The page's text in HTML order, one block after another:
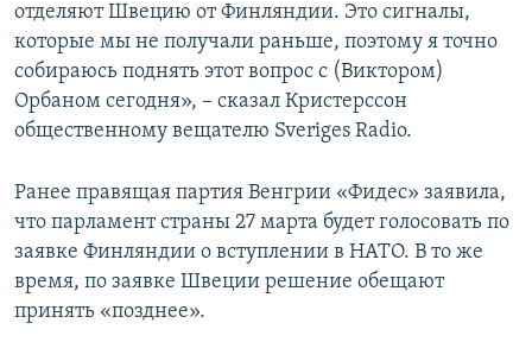
отделяют Швецию от Финляндии. Это сигналы,
которые мы не получали раньше, поэтому я точно
собираюсь поднять этот вопрос с (Виктором)
Орбаном сегодня», – сказал Кристерссон
общественному вещателю Sveriges Radio.
Ранее правящая партия Венгрии «Фидес» заявила,
что парламент страны 27 марта будет голосовать по
заявке Финляндии о вступлении в НАТО. В то же
время, по заявке Швеции решение обещают
принять «позднее».